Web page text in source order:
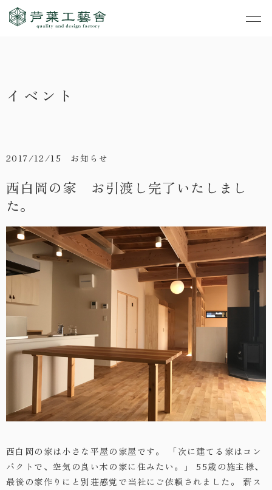
イベント
2017/12/15 お知らせ
西白岡の家 お引渡し完了いたしまし
た。
西白岡の家は小さな平屋の家屋です。
「次に建てる家はコン
パクトで、空気の良い木の家に住みたい。」
55歳の施主様、
最後の家作りにと別荘感覚で当社にご依頼されました。
薪ス
- すべて
事業案内
- コンセプトハウス事
業
- 家・不動産の利活用
- すべて
- コンセプトハウス6
- ギャラリー&工房
・お客さまの声
・リクルート
・会社概要
・お問い合わせ